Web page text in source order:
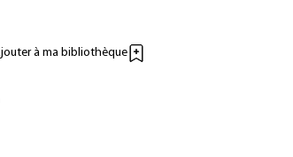
à ma bibliothèque